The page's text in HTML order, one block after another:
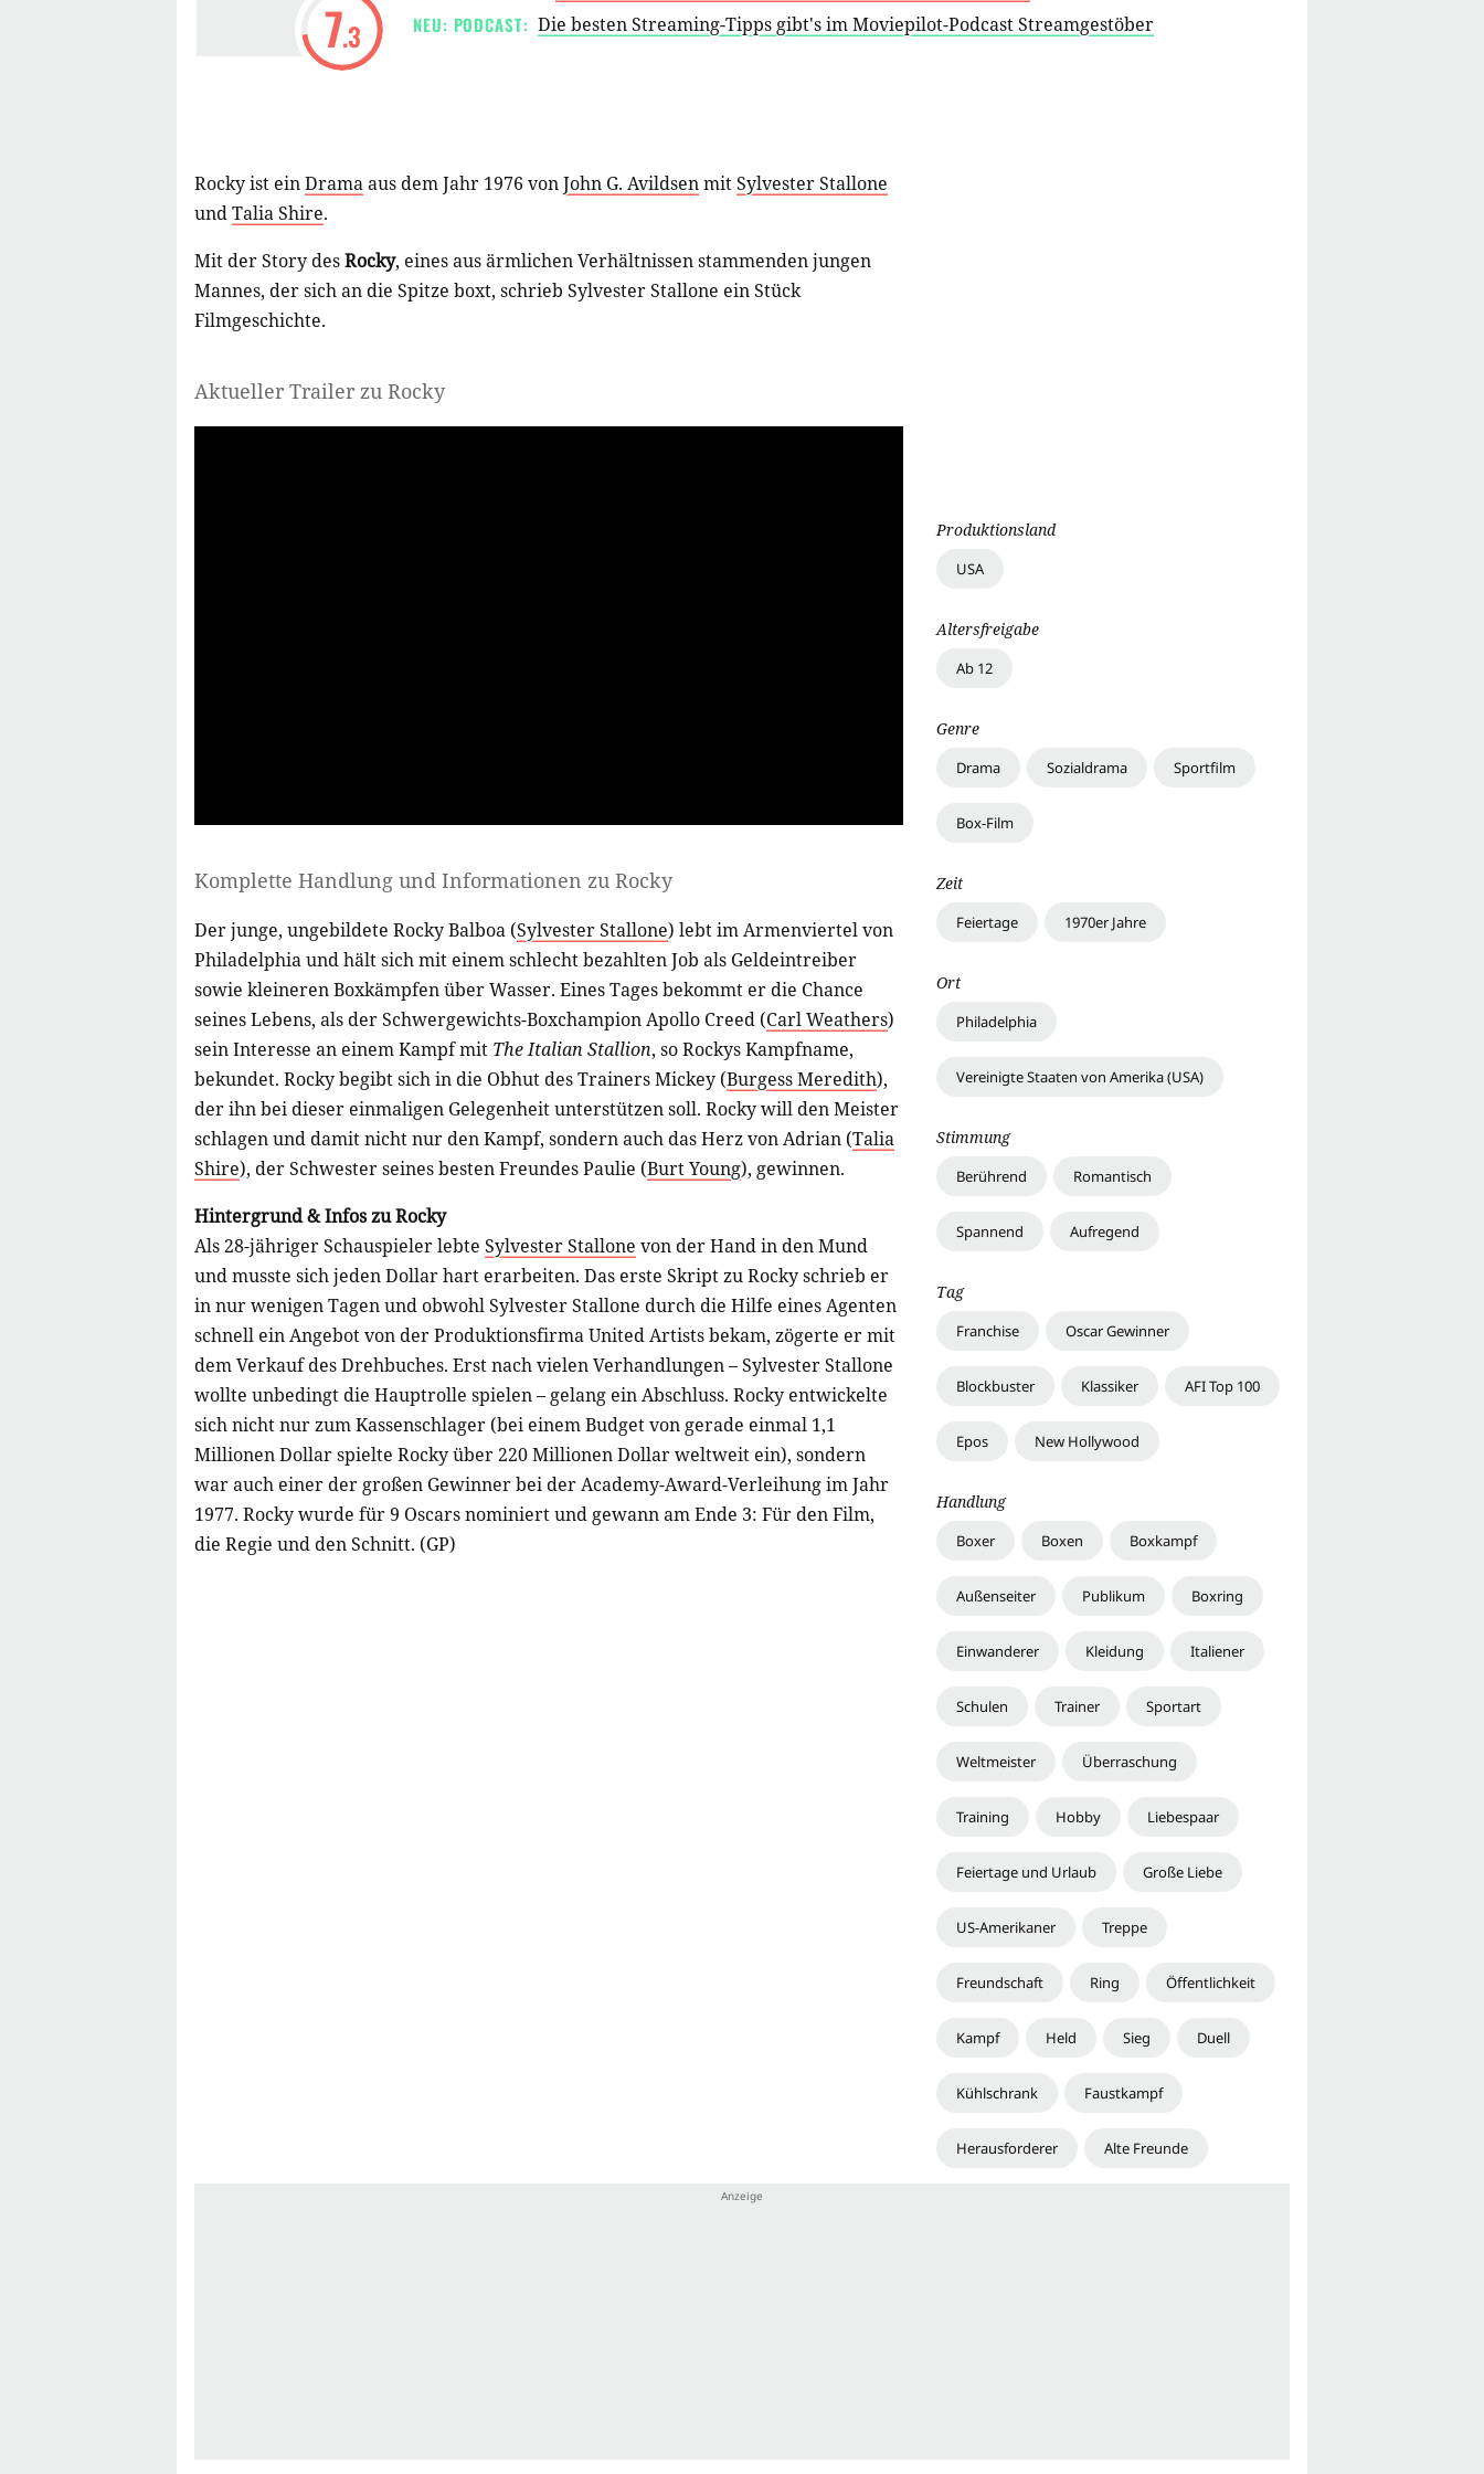
7.3
NEU: PODCAST: Die besten Streaming-Tipps gibt's im Moviepilot-Podcast Streamgestöber
Rocky ist einDramaaus dem Jahr 1976 vonJohn G. AvildsenmitSylvester Stallone
undTalia Shire.
Mit der Story desRocky, eines aus ärmlichen Verhältnissen stammenden jungen
Mannes, der sich an die Spitze boxt, schrieb Sylvester Stallone ein Stück
Filmgeschichte.
Aktueller Trailer zu Rocky
Komplette Handlung und Informationen zu Rocky
Der junge, ungebildete Rocky Balboa (Sylvester Stallone) lebt im Armenviertel von
Philadelphia und hält sich mit einem schlecht bezahlten Job als Geldeintreiber
sowie kleineren Boxkämpfen über Wasser. Eines Tages bekommt er die Chance
seines Lebens, als der Schwergewichts-Boxchampion Apollo Creed (Carl Weathers)
sein Interesse an einem Kampf mit The Italian Stallion, so Rockys Kampfname,
bekundet. Rocky begibt sich in die Obhut des Trainers Mickey (Burgess Meredith),
der ihn bei dieser einmaligen Gelegenheit unterstützen soll. Rocky will den Meister
schlagen und damit nicht nur den Kampf, sondern auch das Herz von Adrian (Talia
Shire), der Schwester seines besten Freundes Paulie (Burt Young), gewinnen.
Hintergrund & Infos zu Rocky
Als 28-jähriger Schauspieler lebte Sylvester Stallone von der Hand in den Mund
und musste sich jeden Dollar hart erarbeiten. Das erste Skript zu Rocky schrieb er
in nur wenigen Tagen und obwohl Sylvester Stallone durch die Hilfe eines Agenten
schnell ein Angebot von der Produktionsfirma United Artists bekam, zögerte er mit
dem Verkauf des Drehbuches. Erst nach vielen Verhandlungen – Sylvester Stallone
wollte unbedingt die Hauptrolle spielen – gelang ein Abschluss. Rocky entwickelte
sich nicht nur zum Kassenschlager (bei einem Budget von gerade einmal 1,1
Millionen Dollar spielte Rocky über 220 Millionen Dollar weltweit ein), sondern
war auch einer der großen Gewinner bei der Academy-Award-Verleihung im Jahr
1977. Rocky wurde für 9 Oscars nominiert und gewann am Ende 3: Für den Film,
die Regie und den Schnitt. (GP)
Produktionsland
USA
Altersfreigabe
Ab 12
Genre
Drama Sozialdrama Sportfilm
Box-Film
Zeit
Feiertage 1970er Jahre
Ort
Philadelphia
Vereinigte Staaten von Amerika (USA)
Stimmung
Berührend Romantisch
Spannend Aufregend
Tag
Franchise Oscar Gewinner
Blockbuster Klassiker AFI Top 100
Epos New Hollywood
Handlung
Boxer Boxen Boxkampf
Außenseiter Publikum Boxring
Einwanderer Kleidung Italiener
Schulen Trainer Sportart
Weltmeister Überraschung
Training Hobby Liebespaar
Feiertage und Urlaub Große Liebe
US-Amerikaner Treppe
Freundschaft Ring Öffentlichkeit
Kampf Held Sieg Duell
Kühlschrank Faustkampf
Herausforderer Alte Freunde